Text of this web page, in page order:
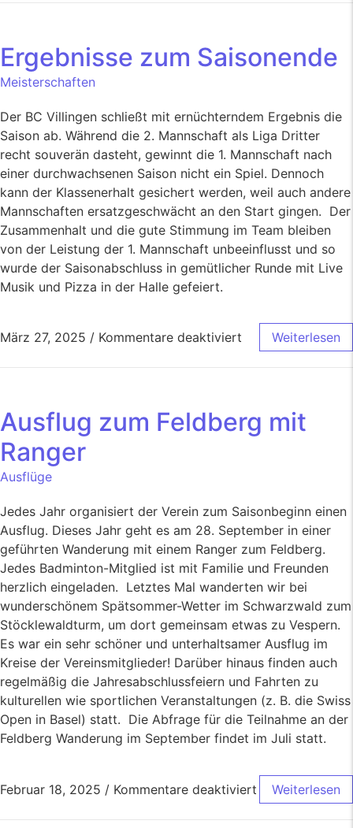
Ergebnisse zum Saisonende
Meisterschaften
Der BC Villingen schließt mit ernüchterndem Ergebnis die
Saison ab. Während die 2. Mannschaft als Liga Dritter
recht souverän dasteht, gewinnt die 1. Mannschaft nach
einer durchwachsenen Saison nicht ein Spiel. Dennoch
kann der Klassenerhalt gesichert werden, weil auch andere
Mannschaften ersatzgeschwächt an den Start gingen. Der
Zusammenhalt und die gute Stimmung im Team bleiben
von der Leistung der 1. Mannschaft unbeeinflusst und so
wurde der Saisonabschluss in gemütlicher Runde mit Live
Musik und Pizza in der Halle gefeiert.
März 27, 2025 / Kommentare deaktiviert Weiterlesen
Ausflug zum Feldberg mit
Ranger
Ausflüge
Jedes Jahr organisiert der Verein zum Saisonbeginn einen
Ausflug. Dieses Jahr geht es am 28. September in einer
geführten Wanderung mit einem Ranger zum Feldberg.
Jedes Badminton-Mitglied ist mit Familie und Freunden
herzlich eingeladen. Letztes Mal wanderten wir bei
wunderschönem Spätsommer-Wetter im Schwarzwald zum
Stöcklewaldturm, um dort gemeinsam etwas zu Vespern.
Es war ein sehr schöner und unterhaltsamer Ausflug im
Kreise der Vereinsmitglieder! Darüber hinaus finden auch
regelmäßig die Jahresabschlussfeiern und Fahrten zu
kulturellen wie sportlichen Veranstaltungen (z. B. die Swiss
Open in Basel) statt. Die Abfrage für die Teilnahme an der
Feldberg Wanderung im September findet im Juli statt.
Februar 18, 2025 / Kommentare deaktiviert Weiterlesen